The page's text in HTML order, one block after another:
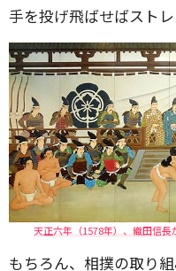
手を投げ飛ばせばスト
天正六年（1578年）、織田信長
もちろん、相撲の取り